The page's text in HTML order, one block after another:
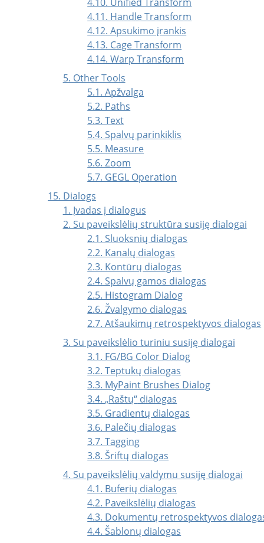
4.11. Handle Transform
4.12. Apsukimo įrankis
4.13. Cage Transform
4.14. Warp Transform
5. Other Tools
5.1. Apžvalga
5.2. Paths
5.3. Text
5.4. Spalvų parinkiklis
5.5. Measure
5.6. Zoom
5.7. GEGL Operation
15. Dialogs
1. Įvadas į dialogus
2. Su paveikslėlių struktūra susiję dialogai
2.1. Sluoksnių dialogas
2.2. Kanalų dialogas
2.3. Kontūrų dialogas
2.4. Spalvų gamos dialogas
2.5. Histogram Dialog
2.6. Žvalgymo dialogas
2.7. Atšaukimų retrospektyvos dialogas
3. Su paveikslėlio turiniu susiję dialogai
3.1. FG/BG Color Dialog
3.2. Teptukų dialogas
3.3. MyPaint Brushes Dialog
3.4.„Raštų“ dialogas
3.5. Gradientų dialogas
3.6. Palečių dialogas
3.7. Tagging
3.8. Šriftų dialogas
4. Su paveikslėlių valdymu susiję dialogai
4.1. Buferių dialogas
4.2. Paveikslėlių dialogas
4.3. Dokumentų retrospektyvos
4.4. Šablonų dialogas